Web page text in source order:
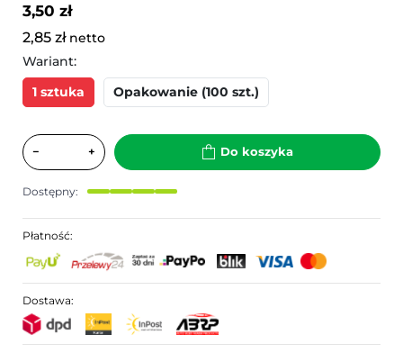
3,50 zł
2,85 zł netto
Wariant:
1 sztuka
Opakowanie (100 szt.)
− + Do koszyka
Dostępny:
Płatność:
Dostawa: